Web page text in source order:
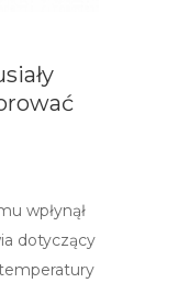
wpłynął
dotyczący